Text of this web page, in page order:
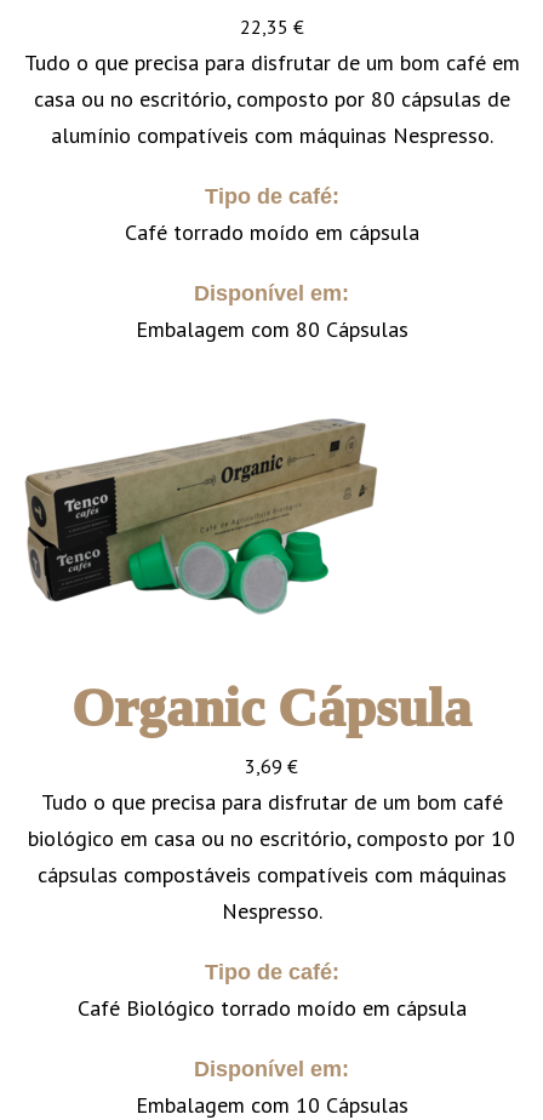
22,35 €
Tudo o que precisa para disfrutar de um bom café em
casa ou no escritório, composto por 80 cápsulas de
alumínio compatíveis com máquinas Nespresso.
Tipo de café:
Café torrado moído em cápsula
Disponível em:
Embalagem com 80 Cápsulas
Organic Cápsula
3,69 €
Tudo o que precisa para disfrutar de um bom café
biológico em casa ou no escritório, composto por 10
cápsulas compostáveis compatíveis com máquinas
Nespresso.
Tipo de café:
Café Biológico torrado moído em cápsula
Disponível em:
Embalagem com 10 Cápsulas